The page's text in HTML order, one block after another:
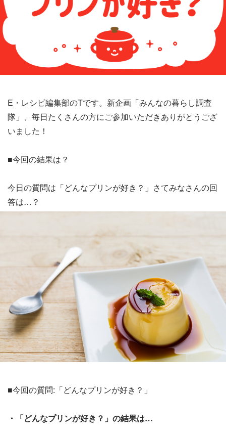
E・レシピ編集部のTです。新企画「みんなの暮らし調査
隊」、毎日たくさんの方にご参加いただきありがとうござ
いました！
■今回の結果は？
今日の質問は「どんなプリンが好き？」さてみなさんの回
答は…？
■今回の質問:「どんなプリンが好き？」
・「どんなプリンが好き？」の結果は…